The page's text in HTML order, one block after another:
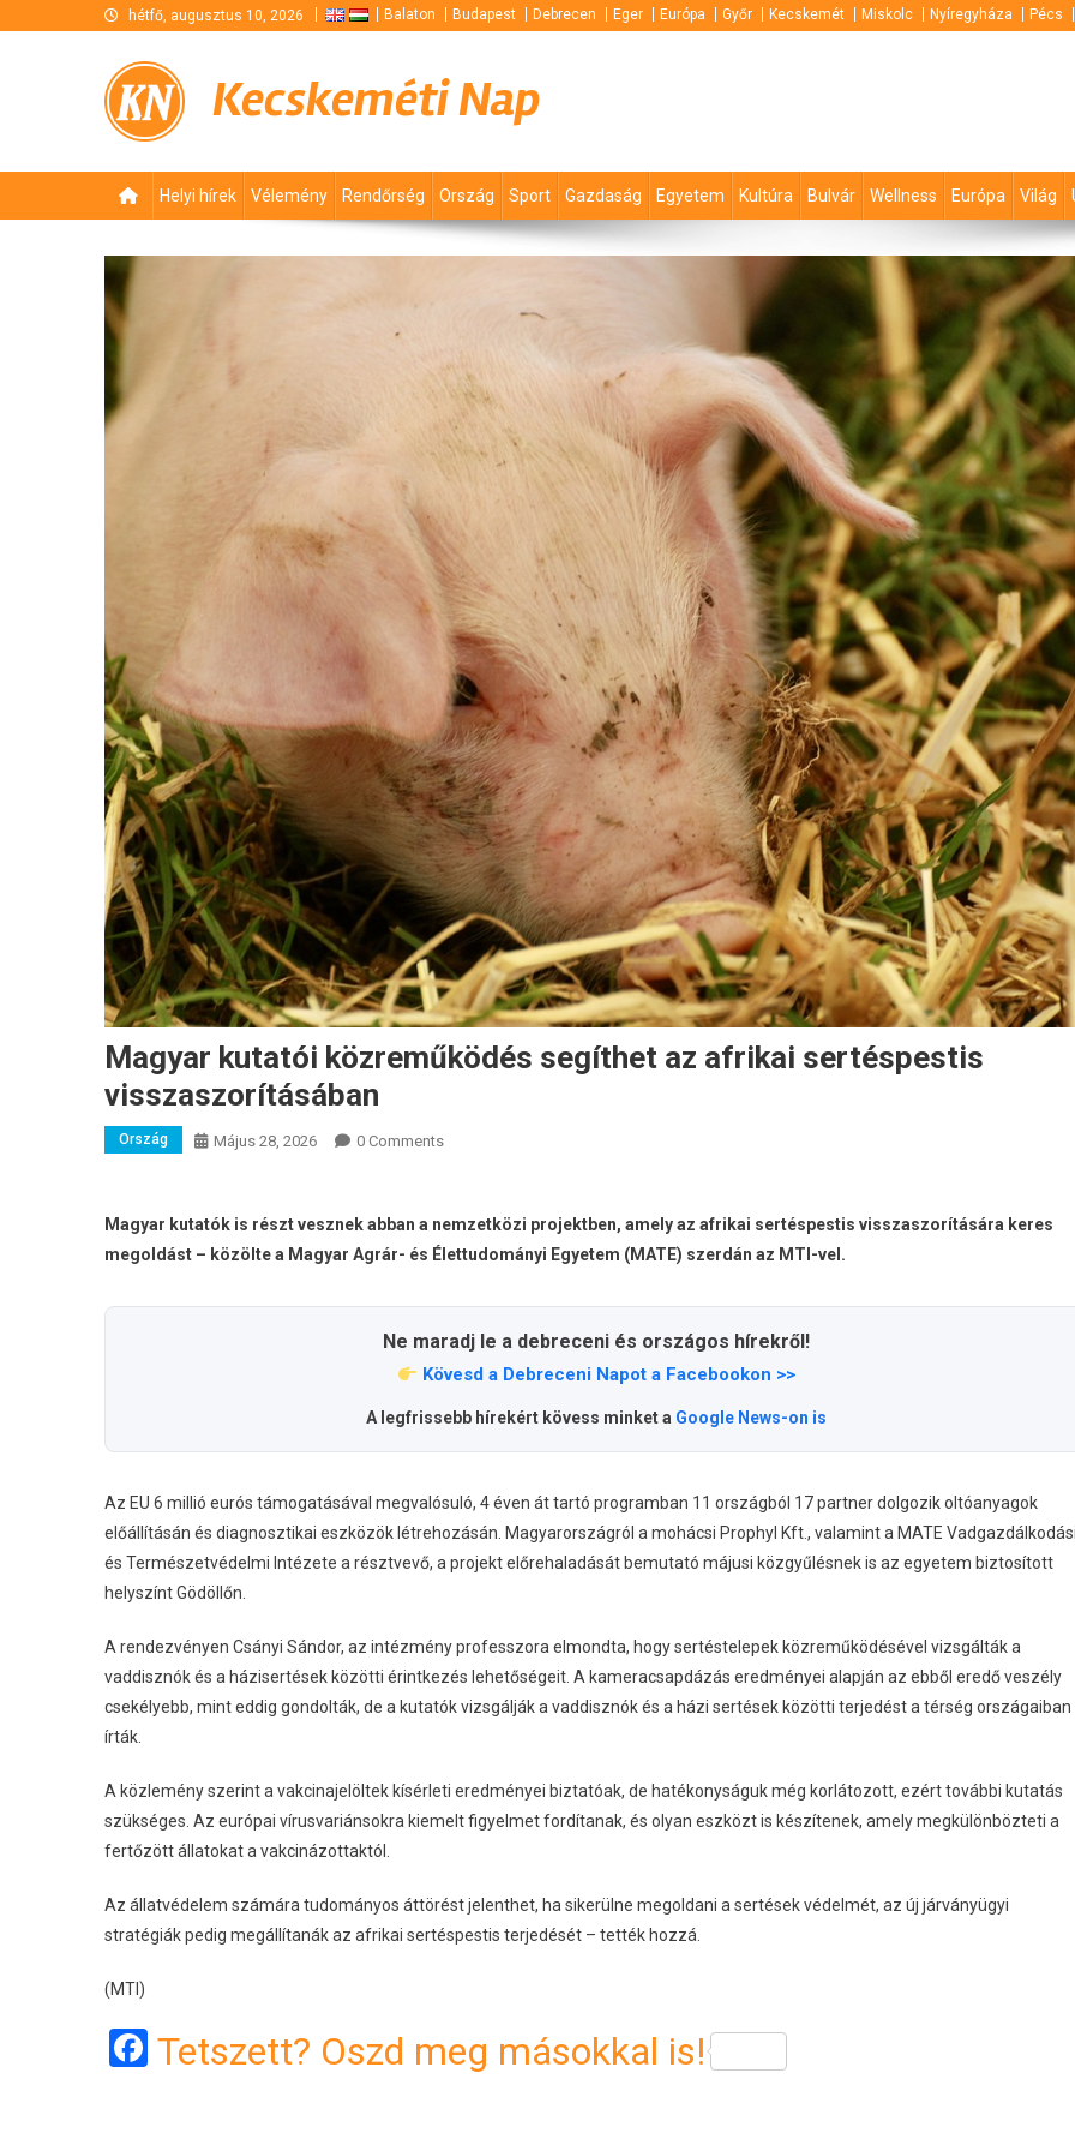
hétfő, augusztus 10, 2026 Balaton Budapest Debrecen Eger Európa Győr Kecskemét Miskolc Nyíregyháza Pécs
Kecskeméti Nap
Helyi hírek Vélemény Rendőrség Ország Sport Gazdaság Egyetem Kultúra Bulvár Wellness Európa Világ
Magyar kutatói közreműködés segíthet az afrikai sertéspestis
visszaszorításában
Ország Május 28, 2026 0 Comments
Magyar kutatók is részt vesznek abban a nemzetközi projektben, amely az afrikai sertéspestis visszaszorítására keres
megoldást – közölte a Magyar Agrár- és Élettudományi Egyetem (MATE) szerdán az MTI-vel.
Ne maradj le a debreceni és országos hírekről!
Kövesd a Debreceni Napot a Facebookon >>
A legfrissebb hírekért kövess minket a Google News-on is
Az EU 6 millió eurós támogatásával megvalósuló, 4 éven át tartó programban 11 országból 17 partner dolgozik oltóanyagok
előállításán és diagnosztikai eszközök létrehozásán. Magyarországról a mohácsi Prophyl Kft., valamint a MATE
és Természetvédelmi Intézete a résztvevő, a projekt előrehaladását bemutató májusi közgyűlésnek is az egyetem biztosított
helyszínt Gödöllőn.
A rendezvényen Csányi Sándor, az intézmény professzora elmondta, hogy sertéstelepek közreműködésével vizsgálták a
vaddisznók és a házisertések közötti érintkezés lehetőségeit. A kameracsapdázás eredményei alapján az ebből eredő veszély
csekélyebb, mint eddig gondolták, de a kutatók vizsgálják a vaddisznók és a házi sertések közötti terjedést a térség országaiban
írták.
A közlemény szerint a vakcinajelöltek kísérleti eredményei biztatóak, de hatékonyságuk még korlátozott, ezért további kutatás
szükséges. Az európai vírusvariánsokra kiemelt figyelmet fordítanak, és olyan eszközt is készítenek, amely megkülönbözteti a
fertőzött állatokat a vakcinázottaktól.
Az állatvédelem számára tudományos áttörést jelenthet, ha sikerülne megoldani a sertések védelmét, az új járványügyi
stratégiák pedig megállítanák az afrikai sertéspestis terjedését – tették hozzá.
(MTI)
Facebook
Tetszett? Oszd meg másokkal is!